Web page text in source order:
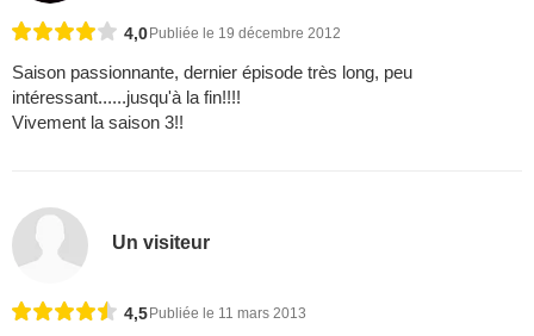
4,0Publiée le 19 décembre 2012
Saison passionnante, dernier épisode très long, peu
intéressant......jusqu'à la fin!!!!
Vivement la saison 3!!
Un visiteur
4,5 Publiée le 11 mars 2013